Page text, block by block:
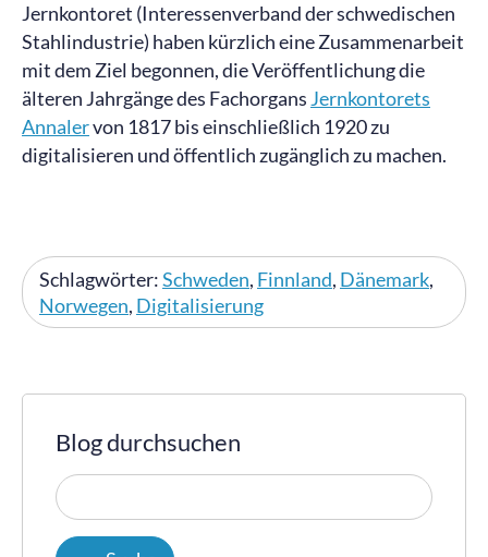
Jernkontoret (Interessenverband der schwedischen
Stahlindustrie) haben kürzlich eine Zusammenarbeit
mit dem Ziel begonnen, die Veröffentlichung die
älteren Jahrgänge des Fachorgans Jernkontorets
Annalervon 1817 bis einschließlich 1920 zu
digitalisieren und öffentlich zugänglich zu machen.
Schlagwörter:Schweden, Finnland, Dänemark,
Norwegen, Digitalisierung
Blog durchsuchen